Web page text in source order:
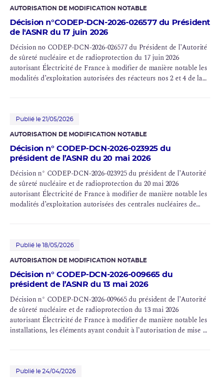
AUTORISATION DE MODIFICATION NOTABLE
Décision n°CODEP-DCN-2026-026577 du Président
de l'ASNR du 17 juin 2026
Décision no CODEP-DCN-2026-026577 du Président de l’Autorité
de sûreté nucléaire et de radioprotection du 17 juin 2026
autorisant Électricité de France à modifier de manière notable les
modalités d’exploitation autorisées des réacteurs nos 2 et 4 de la
4 de la centrale nucléaire du Bugey (INB n° 89), du réacteur n° B2
de la centrale nucléaire de Saint-Laurent (INB n° 100) et des
107)
Publié le 21/05/2026
AUTORISATION DE MODIFICATION NOTABLE
Décision n° CODEP-DCN-2026-023925 du
président de l’ASNR du 20 mai 2026
Décision n° CODEP-DCN-2026-023925 du président de l’Autorité
de sûreté nucléaire et de radioprotection du 20 mai 2026
autorisant Électricité de France à modifier de manière notable les
modalités d’exploitation autorisées des centrales nucléaires de
Laurent (INB n° 100), Tricastin (INB n° 87 et n° 88), Paluel (INB n°
103, n° 104, n° 114 et n° 115), Flamanville (INB n° 108 et n° 109),
128), Nogent (INB n° 129 et n° 130), Penly (INB n° 136 et n° 140),
Golfech (INB n° 135 et n° 142), Cattenom (INB n° 124, n° 125, n°
126 et n° 137), Chooz (INB n° 139 et n° 144), Civaux (INB n° 158 et
n° 159) et Flamanville 3 (INB n° 167)
Publié le 18/05/2026
AUTORISATION DE MODIFICATION NOTABLE
Décision n° CODEP-DCN-2026-009665 du
président de l’ASNR du 13 mai 2026
Décision n° CODEP-DCN-2026-009665 du président de l’Autorité
de sûreté nucléaire et de radioprotection du 13 mai 2026
autorisant Électricité de France à modifier de manière notable les
installations, les éléments ayant conduit à l’autorisation de mise en
n° 96, n° 97 et n° 122), de Saint-Laurent (INB n° 100) et du
Publié le 24/04/2026